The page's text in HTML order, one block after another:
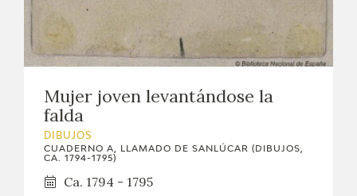
Mujer joven levantándose la
falda
DIBUJOS
CUADERNO A, LLAMADO DE SANLÚCAR (DIBUJOS,
CA. 1794-1795)
Ca. 1794 - 1795